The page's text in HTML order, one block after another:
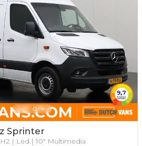
Sprinter
| Led | 10" Multimedia